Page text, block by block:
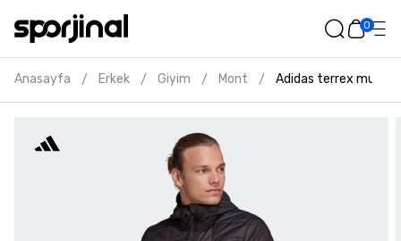
0
Anasayfa / Erkek / Giyim / Mont / Adidas terrex multi